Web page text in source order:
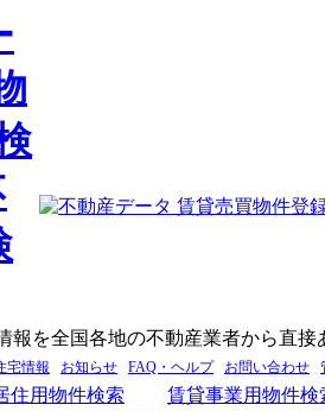
報を全国各地の不動産業者から直接
宅情報 お知らせ FAQ・ヘルプ お問い合わせ
住用物件検索
賃貸事業用物件検